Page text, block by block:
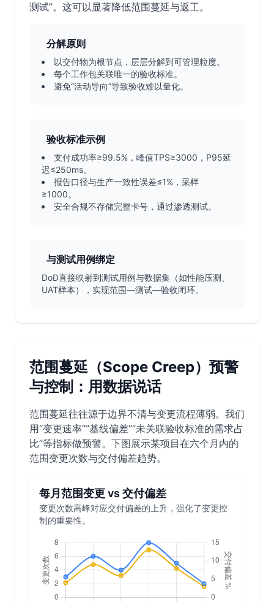
测试”。这可以显著降低范围蔓延与返工。
分解原则
以交付物为根节点，层层分解到可管理粒度。
每个工作包关联唯一的验收标准。
避免“活动导向”导致验收难以量化。
验收标准示例
支付成功率≥99.5%，峰值TPS≥3000，P95延
迟≤250ms。
报告口径与生产一致性误差≤1%，采样
≥1000。
安全合规不存储完整卡号，通过渗透测试。
与测试用例绑定
DoD直接映射到测试用例与数据集（如性能压测、
UAT样本），实现范围—测试—验收闭环。
范围蔓延（Scope Creep）预警
与控制：用数据说话
范围蔓延往往源于边界不清与变更流程薄弱。我们
用“变更速率”“基线偏差”“未关联验收标准的需求占
比”等指标做预警。下图展示某项目在六个月内的
范围变更次数与交付偏差趋势。
每月范围变更 vs 交付偏差
变更次数高峰对应交付偏差的上升，强化了变更控
制的重要性。